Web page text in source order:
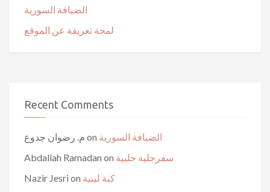
الضيافة السورية
لمحة تعريفة عن الموقع
Recent Comments
م. رضوان جدوع on الضيافة السورية
Abdallah Ramadan on سفرجلية حلبية
Nazir Jesri on كبة لبنية